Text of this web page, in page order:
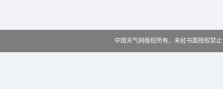
中国天气网版权所有，未经书面授权